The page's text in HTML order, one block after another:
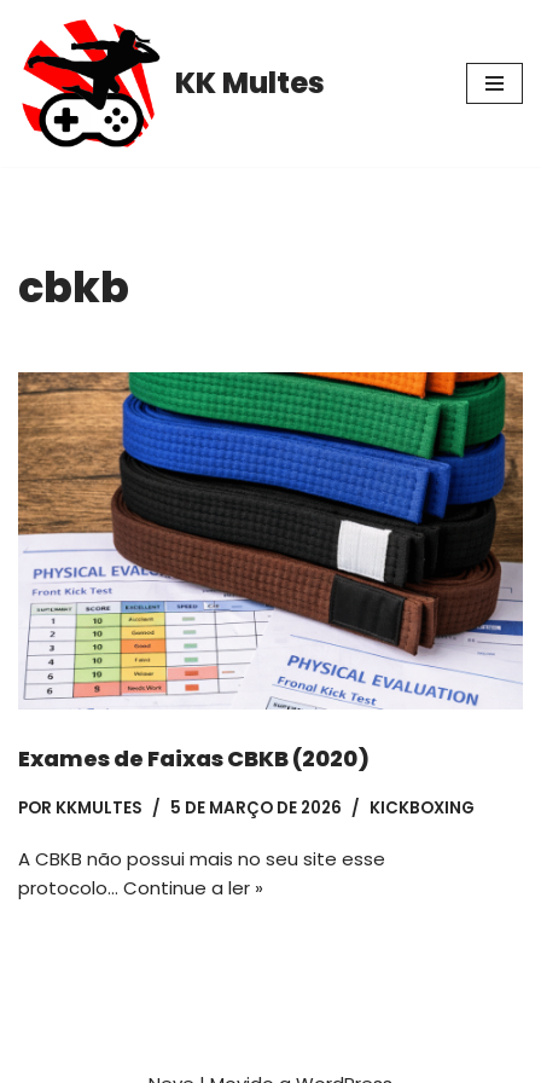
Pular
para
o
conteúdo
KK Multes
cbkb
Exames de Faixas CBKB (2020)
POR KKMULTES 5 DE MARÇO DE 2026 KICKBOXING
A CBKB não possui mais no seu site esse
protocolo… Continue a ler »